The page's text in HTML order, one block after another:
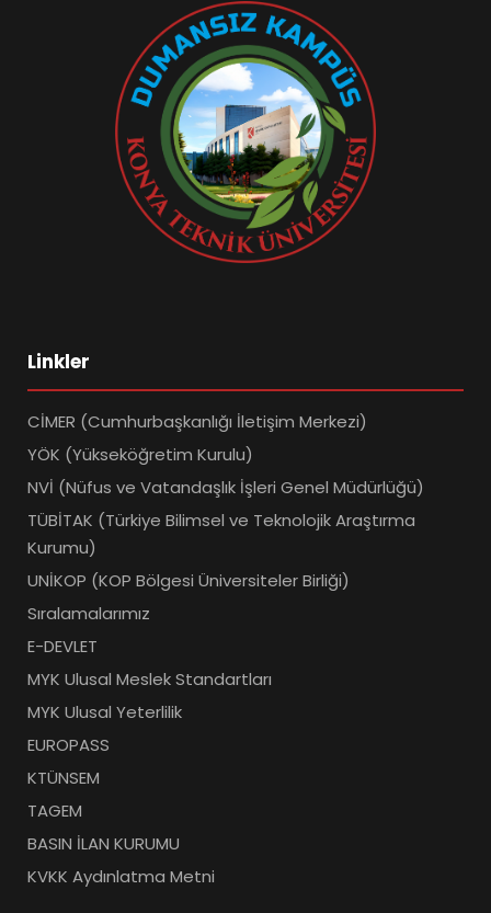
Linkler
CİMER (Cumhurbaşkanlığı İletişim Merkezi)
YÖK (Yükseköğretim Kurulu)
NVİ (Nüfus ve Vatandaşlık İşleri Genel Müdürlüğü)
TÜBİTAK (Türkiye Bilimsel ve Teknolojik Araştırma
Kurumu)
UNİKOP (KOP Bölgesi Üniversiteler Birliği)
Sıralamalarımız
E-DEVLET
MYK Ulusal Meslek Standartları
MYK Ulusal Yeterlilik
EUROPASS
KTÜNSEM
TAGEM
BASIN İLAN KURUMU
KVKK Aydınlatma Metni